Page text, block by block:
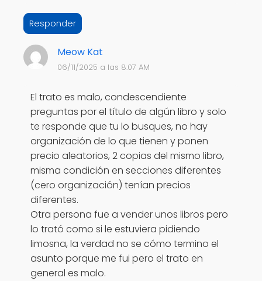
Responder
Meow Kat
06/11/2025 a las 8:07 AM
El trato es malo, condescendiente
preguntas por el título de algún libro y solo
te responde que tu lo busques, no hay
organización de lo que tienen y ponen
precio aleatorios, 2 copias del mismo libro,
misma condición en secciones diferentes
(cero organización) tenían precios
diferentes.
Otra persona fue a vender unos libros pero
lo trató como si le estuviera pidiendo
limosna, la verdad no se cómo termino el
asunto porque me fui pero el trato en
general es malo.